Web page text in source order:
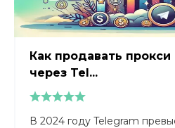
Как продавать
через Tel...
В 2024 году Telegram